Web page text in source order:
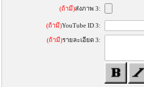
(ถ้ามี)ส่งภาพ 3:
(ถ้ามี)YouTube ID 3:
(ถ้ามี)รายละเอียด 3: